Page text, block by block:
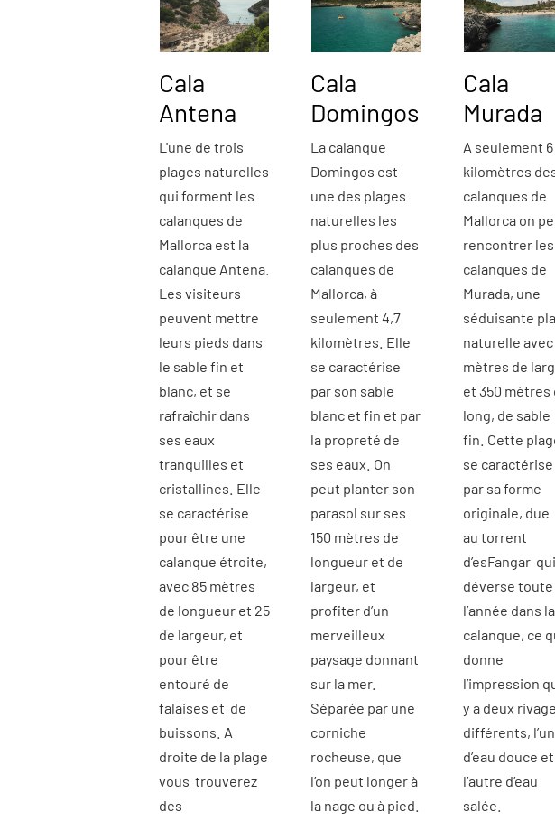
Cala
Antena
L'une de trois
plages naturelles
qui forment les
calanques de
Mallorca est la
calanque Antena.
Les visiteurs
peuvent mettre
leurs pieds dans
le sable fin et
blanc, et se
rafraîchir dans
ses eaux
tranquilles et
cristallines. Elle
se caractérise
pour être une
calanque étroite,
avec 85 mètres
de longueur et 25
de largeur, et
pour être
entouré de
falaises et de
buissons. A
droite de la plage
vous trouverez
des
Cala
Domingos
La calanque
Domingos est
une des plages
naturelles les
plus proches des
calanques de
Mallorca, à
seulement 4,7
kilomètres. Elle
se caractérise
par son sable
blanc et fin et par
la propreté de
ses eaux. On
peut planter son
parasol sur ses
150 mètres de
longueur et de
largeur, et
profiter d’un
merveilleux
paysage donnant
sur la mer.
Séparée par une
corniche
rocheuse, que
l’on peut longer à
la nage ou à pied.
Cala
Murada
A seulement 6
kilomètres
calanques de
Mallorca on
rencontrer les
calanques de
Murada, une
séduisante
naturelle avec
mètres de
et 350 mètres
long, de sable
fin. Cette
se caractérise
par sa forme
originale, due
au torrent
d’esFangar
déverse toute
l’année dans la
calanque, ce
donne
l’impression
y a deux
différents, l’un
d’eau douce et
l’autre d’eau
salée.